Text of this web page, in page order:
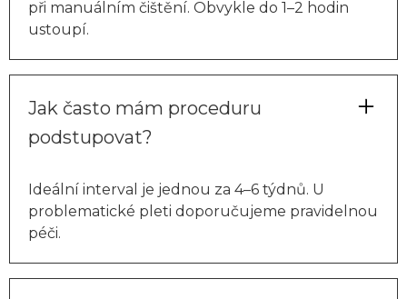
při manuálním čištění. Obvykle do 1–2 hodin
ustoupí.
Jak často mám proceduru
podstupovat?
Ideální interval je jednou za 4–6 týdnů. U
problematické pleti doporučujeme pravidelnou
péči.